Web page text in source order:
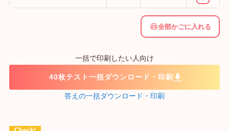
全部かごに入れる
一括で印刷したい人向け
40枚テスト一括ダウンロード・印刷
答えの一括ダウンロード・印刷